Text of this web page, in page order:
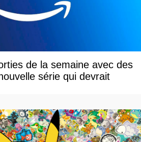
de la semaine avec des
série qui devrait